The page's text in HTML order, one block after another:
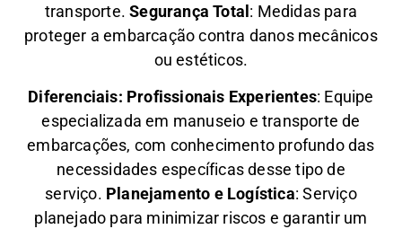
transporte.Segurança Total : Medidas para
proteger a embarcação contra danos mecânicos
ou estéticos.
Diferenciais: Profissionais Experientes: Equipe
especializada em manuseio e transporte de
embarcações, com conhecimento profundo das
necessidades específicas desse tipo de
serviço. Planejamento e Logística: Serviço
planejado para minimizar riscos e garantir um